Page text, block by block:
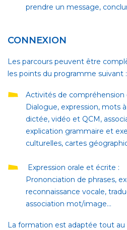
prendre un message,
CONNEXION
Les parcours peuvent être
les points du programme suivant :
Activités de compréhension
Dialogue, expression, mots
dictée, vidéo et QCM,
explication grammaire et
culturelles, cartes
Expression orale et écrite :
Prononciation de phrases,
reconnaissance vocale,
association mot/image…
La formation est adaptée tout